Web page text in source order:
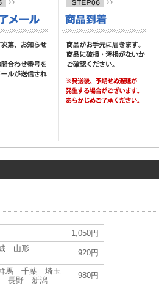
1,050円
山形
920円
馬 千葉 埼玉
長野 新潟
980円